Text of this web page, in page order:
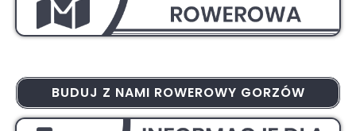
BUDUJ Z NAMI ROWEROWY GORZÓW